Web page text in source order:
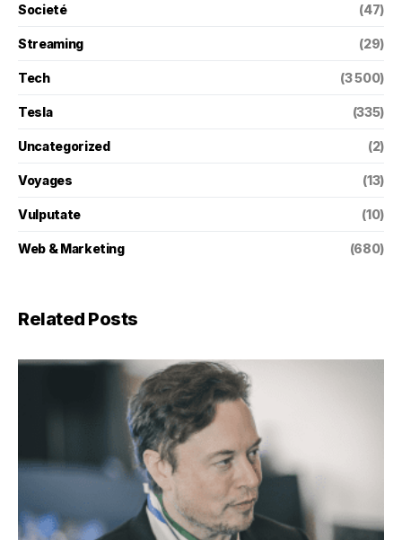
Societé (47)
Streaming (29)
Tech (3 500)
Tesla (335)
Uncategorized (2)
Voyages (13)
Vulputate (10)
Web & Marketing (680)
Related Posts